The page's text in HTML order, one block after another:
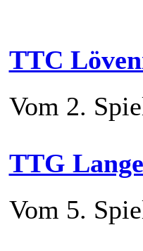
TTC
Vom 2.
TTG
Vom 5.